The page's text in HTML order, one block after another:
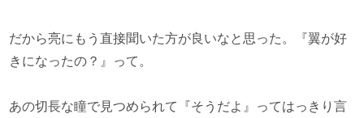
だから亮にもう直接聞いた方が良いなと思った。『翼が好
きになったの？』って。
あの切長な瞳で見つめられて『そうだよ』ってはっきり言